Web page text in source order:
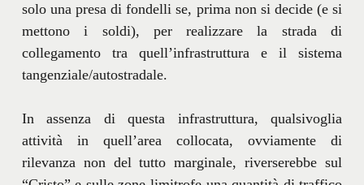
solo una presa di fondelli se, prima non si decide (e si
mettono i soldi), per realizzare la strada di
collegamento tra quell’infrastruttura e il sistema
tangenziale/autostradale.
In assenza di questa infrastruttura, qualsivoglia
attività in quell’area collocata, ovviamente di
rilevanza non del tutto marginale, riverserebbe sul